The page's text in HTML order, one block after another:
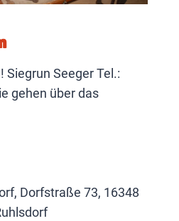
Siegrun Seeger Tel.:
gehen über das
Dorfstraße 73, 16348